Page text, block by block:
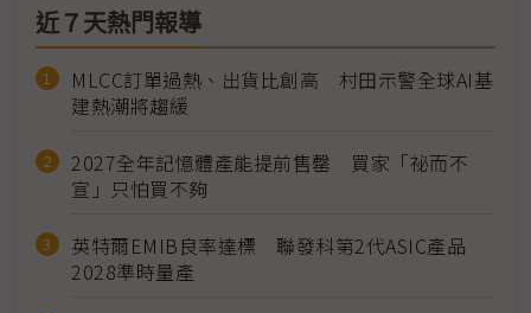
近７天熱門報導
MLCC訂單過熱、出貨比創高 村田示警全球AI基
建熱潮將趨緩
2027全年記憶體產能提前售罄 買家「祕而不
宣」只怕買不夠
英特爾EMIB良率達標 聯發科第2代ASIC產品
2028準時量產